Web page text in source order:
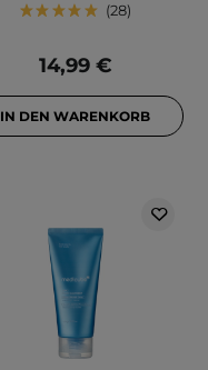
28
14,99 €
IN DEN WARENKORB